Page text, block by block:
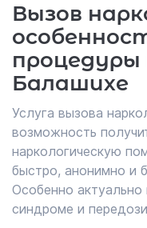
Вызов
процедуры
Балашихе
Услуга вызова
возможность
наркологическую
быстро, анонимно и
Особенно актуально
синдроме и